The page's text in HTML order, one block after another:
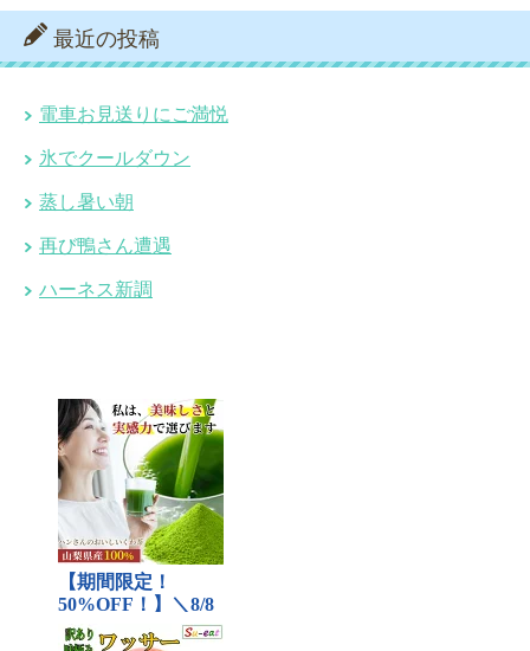
最近の投稿
電車お見送りにご満悦
氷でクールダウン
蒸し暑い朝
再び鴨さん遭遇
ハーネス新調